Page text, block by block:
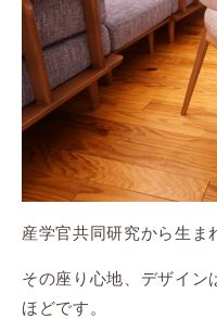
産学官共同研究から生ま
その座り心地、デザイン
ほどです。